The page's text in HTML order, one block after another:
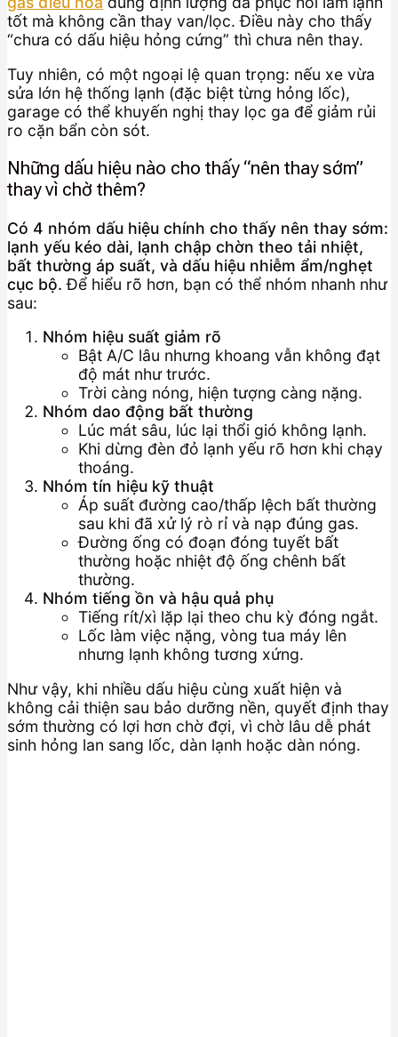
tốt mà không cần thay van/lọc. Điều này cho thấy
“chưa có dấu hiệu hỏng cứng” thì chưa nên thay.
Tuy nhiên, có một ngoại lệ quan trọng: nếu xe vừa
sửa lớn hệ thống lạnh (đặc biệt từng hỏng lốc),
garage có thể khuyến nghị thay lọc ga để giảm rủi
ro cặn bẩn còn sót.
Những dấu hiệu nào cho thấy “nên thay sớm”
thay vì chờ thêm?
Có 4 nhóm dấu hiệu chính cho thấy nên thay sớm:
lạnh yếu kéo dài, lạnh chập chờn theo tải nhiệt,
bất thường áp suất, và dấu hiệu nhiễm ẩm/nghẹt
cục bộ. Để hiểu rõ hơn, bạn có thể nhóm nhanh như
sau:
Nhóm hiệu suất giảm rõ
Bật A/C lâu nhưng khoang vẫn không đạt
độ mát như trước.
Trời càng nóng, hiện tượng càng nặng.
Nhóm dao động bất thường
Lúc mát sâu, lúc lại thổi gió không lạnh.
Khi dừng đèn đỏ lạnh yếu rõ hơn khi chạy
thoáng.
Nhóm tín hiệu kỹ thuật
Áp suất đường cao/thấp lệch bất thường
sau khi đã xử lý rò rỉ và nạp đúng gas.
Đường ống có đoạn đóng tuyết bất
thường hoặc nhiệt độ ống chênh bất
thường.
Nhóm tiếng ồn và hậu quả phụ
Tiếng rít/xì lặp lại theo chu kỳ đóng ngắt.
Lốc làm việc nặng, vòng tua máy lên
nhưng lạnh không tương xứng.
Như vậy, khi nhiều dấu hiệu cùng xuất hiện và
không cải thiện sau bảo dưỡng nền, quyết định thay
sớm thường có lợi hơn chờ đợi, vì chờ lâu dễ phát
sinh hỏng lan sang lốc, dàn lạnh hoặc dàn nóng.